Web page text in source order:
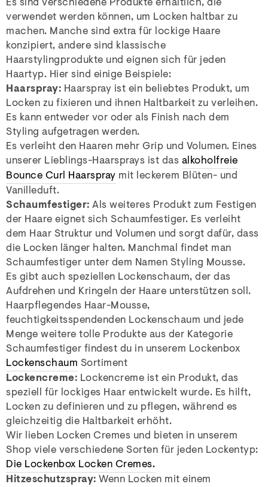
Es sind verschiedene Produkte erhältlich, die
verwendet werden können, um Locken haltbar zu
machen. Manche sind extra für lockige Haare
konzipiert, andere sind klassische
Haarstylingprodukte und eignen sich für jeden
Haartyp. Hier sind einige Beispiele:
Haarspray: Haarspray ist ein beliebtes Produkt, um
Locken zu fixieren und ihnen Haltbarkeit zu verleihen.
Es kann entweder vor oder als Finish nach dem
Styling aufgetragen werden.
Es verleiht den Haaren mehr Grip und Volumen. Eines
unserer Lieblings-Haarsprays ist das alkoholfreie
Bounce Curl Haarspray mit leckerem Blüten- und
Vanilleduft.
Schaumfestiger: Als weiteres Produkt zum Festigen
der Haare eignet sich Schaumfestiger. Es verleiht
dem Haar Struktur und Volumen und sorgt dafür, dass
die Locken länger halten. Manchmal findet man
Schaumfestiger unter dem Namen Styling Mousse.
Es gibt auch speziellen Lockenschaum, der das
Aufdrehen und Kringeln der Haare unterstützen soll.
Haarpflegendes Haar-Mousse,
feuchtigkeitsspendenden Lockenschaum und jede
Menge weitere tolle Produkte aus der Kategorie
Schaumfestiger findest du in unserem Lockenbox
Lockenschaum Sortiment
Lockencreme: Lockencreme ist ein Produkt, das
speziell für lockiges Haar entwickelt wurde. Es hilft,
Locken zu definieren und zu pflegen, während es
gleichzeitig die Haltbarkeit erhöht.
Wir lieben Locken Cremes und bieten in unserem
Shop viele verschiedene Sorten für jeden Lockentyp:
Die Lockenbox Locken Cremes.
Hitzeschutzspray: Wenn Locken mit einem